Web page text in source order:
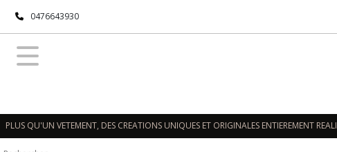
0476643930
PLUS QU'UN VETEMENT, DES CREATIONS UNIQUES ET ORIGINALES ENTIEREMENT